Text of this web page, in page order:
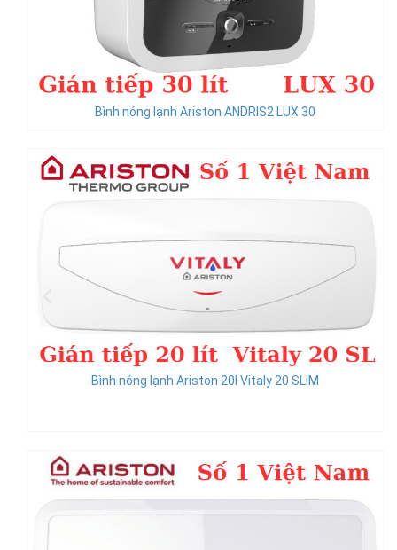
Bình nóng lạnh Ariston ANDRIS2 LUX 30
Bình nóng lạnh Ariston 20l Vitaly 20 SLIM